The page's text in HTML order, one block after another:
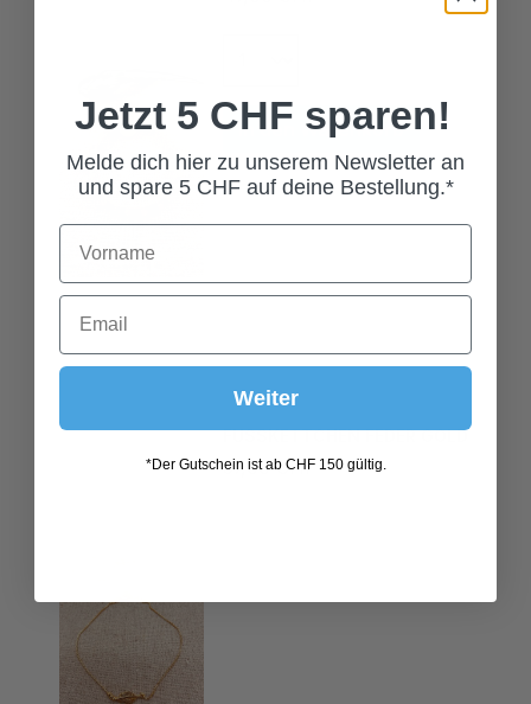
In den Warenkorb
FUSSKETTCHEN FEDER GOLD
Jetzt 5 CHF sparen!
Melde dich hier zu unserem Newsletter an
und spare 5 CHF auf deine Bestellung.*
Weiter
*Der Gutschein ist ab CHF 150 gültig.